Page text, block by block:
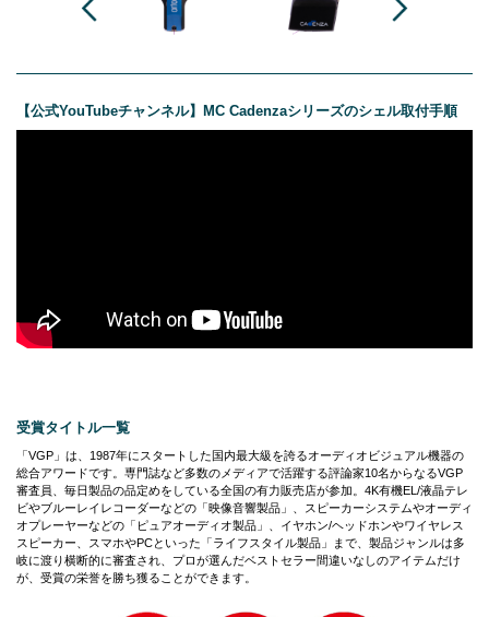
【公式YouTubeチャンネル】MC Cadenzaシリーズのシェル取付手順
受賞タイトル一覧
「VGP」は、1987年にスタートした国内最大級を誇るオーディオビジュアル機器の
総合アワードです。専門誌など多数のメディアで活躍する評論家10名からなるVGP
審査員、毎日製品の品定めをしている全国の有力販売店が参加。4K有機EL/液晶テレ
ビやブルーレイレコーダーなどの「映像音響製品」、スピーカーシステムやオーディ
オプレーヤーなどの「ピュアオーディオ製品」、イヤホン/ヘッドホンやワイヤレス
スピーカー、スマホやPCといった「ライフスタイル製品」まで、製品ジャンルは多
岐に渡り横断的に審査され、プロが選んだベストセラー間違いなしのアイテムだけ
が、受賞の栄誉を勝ち獲ることができます。